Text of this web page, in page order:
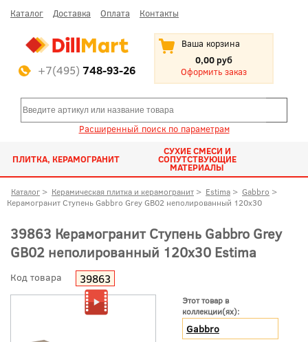
Каталог Доставка Оплата Контакты
+7(495) 748-93-26
Ваша корзина
0,00 руб
Оформить заказ
Расширенный поиск по параметрам
ПЛИТКА, КЕРАМОГРАНИТ
СУХИЕ СМЕСИ И
СОПУТСТВУЮЩИЕ
МАТЕРИАЛЫ
Каталог > Керамическая плитка и керамогранит > Estima > Gabbro >
Керамогранит Ступень Gabbro Grey GB02 неполированный 120x30
39863 Керамогранит Ступень Gabbro Grey
GB02 неполированный 120x30 Estima
Код товара 39863
Этот товар в
коллекции(ях):
Gabbro